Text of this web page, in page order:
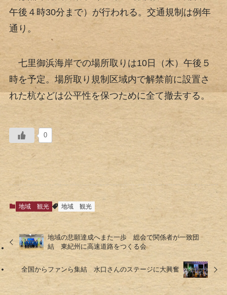
午後４時30分まで）が行われる。交通規制は例年
通り。
七里御浜海岸での場所取りは10日（木）午後５
時を予定。場所取り規制区域内で解禁前に設置さ
れた杭などは公平性を保つために全て撤去する。
0
地域 観光 地域 観光
地域の悲願達成へまた一歩 総会で関係者が一致団
結 東紀州に高速道路をつくる会
全国からファンら集結 水口さんのステージに大興奮